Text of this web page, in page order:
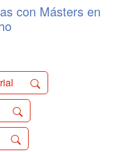
con Másters en